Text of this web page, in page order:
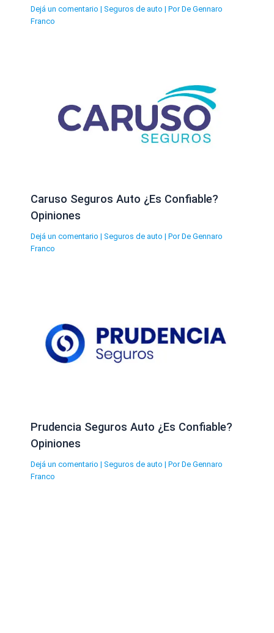
Dejá un comentario | Seguros de auto | Por De Gennaro
Franco
Caruso Seguros Auto ¿Es Confiable?
Opiniones
Dejá un comentario | Seguros de auto | Por De Gennaro
Franco
Prudencia Seguros Auto ¿Es Confiable?
Opiniones
Dejá un comentario | Seguros de auto | Por De Gennaro
Franco